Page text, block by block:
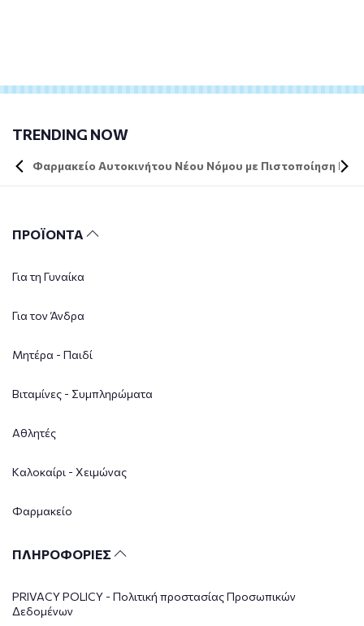
TRENDING NOW
Φαρμακείο Αυτοκινήτου Νέου Νόμου με Πιστοποίηση DIN
ΠΡΟΪΟΝΤΑ
Για τη Γυναίκα
Για τον Άνδρα
Μητέρα - Παιδί
Βιταμίνες - Συμπληρώματα
Αθλητές
Καλοκαίρι - Χειμώνας
Φαρμακείο
ΠΛΗΡΟΦΟΡΙΕΣ
PRIVACY POLICY - Πολιτική προστασίας Προσωπικών
Δεδομένων